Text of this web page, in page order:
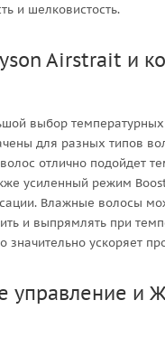
и шелковистость.
Airstrait и
выбор
для разных типов
отлично подойдет
усиленный режим
Влажные волосы
и выпрямлять при
значительно ускоряет
управление и